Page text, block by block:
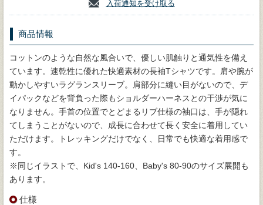
入荷通知を受け取る
商品情報
コットンのような自然な風合いで、優しい肌触りと通気性を備え
ています。速乾性に優れた快適素材の長袖Tシャツです。肩や腕が
動かしやすいラグランスリーブ。肩部分に縫い目がないので、デ
イパックなどを背負った際もショルダーハーネスとの干渉が気に
なりません。手首の位置でとどまるリブ仕様の袖口は、手が隠れ
てしまうことがないので、成長に合わせて長く安全に着用してい
ただけます。トレッキングだけでなく、日常でも快適な着用感で
す。
※同じイラストで、Kid's 140-160、Baby's 80-90のサイズ展開も
あります。
仕様